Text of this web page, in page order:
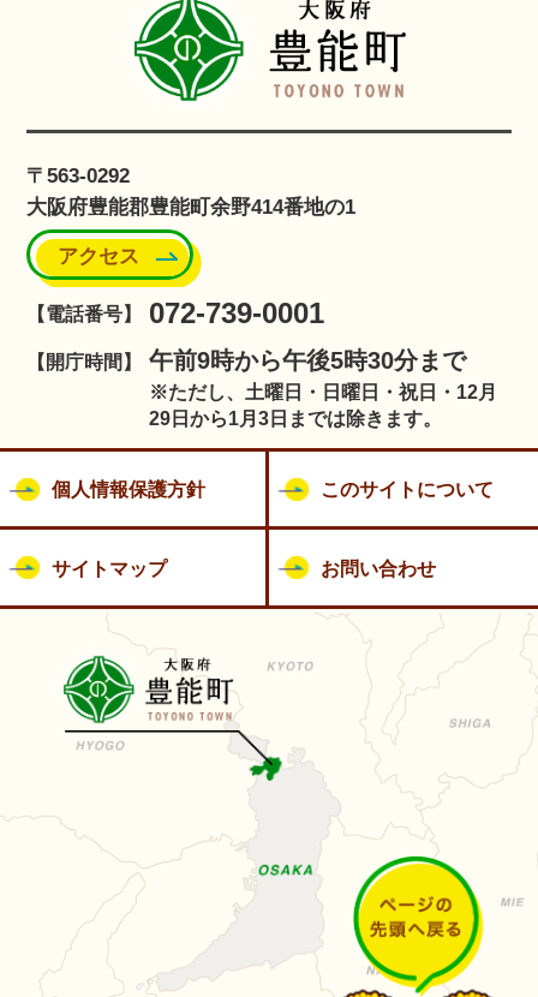
〒563-0292
大阪府豊能郡豊能町余野414番地の1
アクセス
【電話番号】 072-739-0001
【開庁時間】 午前9時から午後5時30分まで
※ただし、土曜日・日曜日・祝日・12月
29日から1月3日までは除きます。
個人情報保護方針 このサイトについて
サイトマップ お問い合わせ